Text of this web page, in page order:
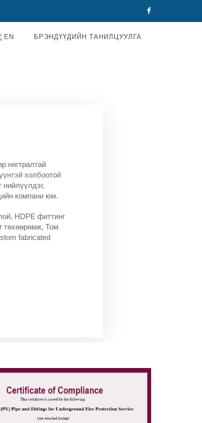
Facebook
EN БРЭНДҮҮДИЙН ТАНИЛЦУУЛГА
нягтралтай
холбоотой
нийлүүлдэг,
компани юм.
HDPE фиттинг
төхөөрөмж, Том
fabricated